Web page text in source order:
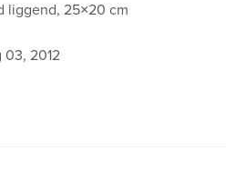
liggend, 25×20 cm
03, 2012